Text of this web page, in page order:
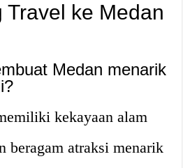
Travel ke Medan
Medan menarik
kekayaan alam
beragam atraksi menarik